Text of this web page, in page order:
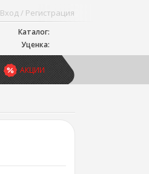
Каталог:
Уценка:
Вход / Регистрация
АКЦИИ